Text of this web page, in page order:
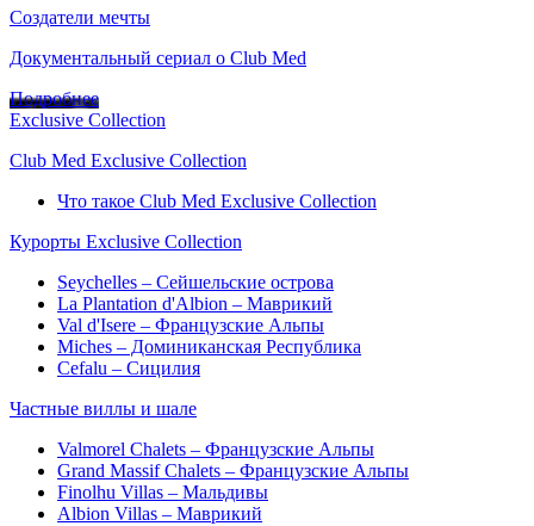
Создатели мечты
Документальный сериал о Club Med
Подробнее
Exclusive Collection
Club Med Exclusive Collection
Что такое Club Med Exclusive Collection
Курорты Exclusive Collection
Seychelles – Сейшельские острова
La Plantation d'Albion – Маврикий
Val d'Isere – Французские Альпы
Miches – Доминиканская Республика
Cefalu – Сицилия
Частные виллы и шале
Valmorel Chalets – Французские Альпы
Grand Massif Chalets – Французские Альпы
Finolhu Villas – Мальдивы
Albion Villas – Маврикий